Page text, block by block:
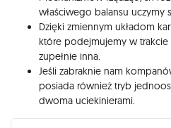
właściwego balansu uczymy
Dzięki zmiennym układom
które podejmujemy w trakcie
zupełnie inna.
Jeśli zabraknie nam
posiada również tryb
dwoma uciekinierami.